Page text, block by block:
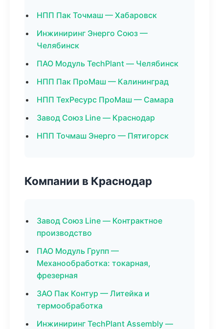
НПП Пак Точмаш — Хабаровск
Инжиниринг Энерго Союз —
Челябинск
ПАО Модуль TechPlant — Челябинск
НПП Пак ПроМаш — Калининград
НПП ТехРесурс ПроМаш — Самара
Завод Союз Line — Краснодар
НПП Точмаш Энерго — Пятигорск
Компании в Краснодар
Завод Союз Line — Контрактное
производство
ПАО Модуль Групп —
Механообработка: токарная,
фрезерная
ЗАО Пак Контур — Литейка и
термообработка
Инжиниринг TechPlant Assembly —